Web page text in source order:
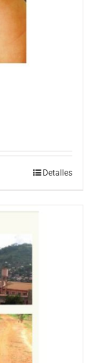
Detalles